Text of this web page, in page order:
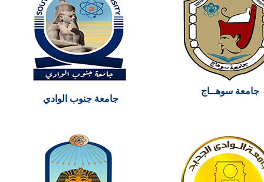
جامعة سوهــاج
جامعة جنوب الوادي